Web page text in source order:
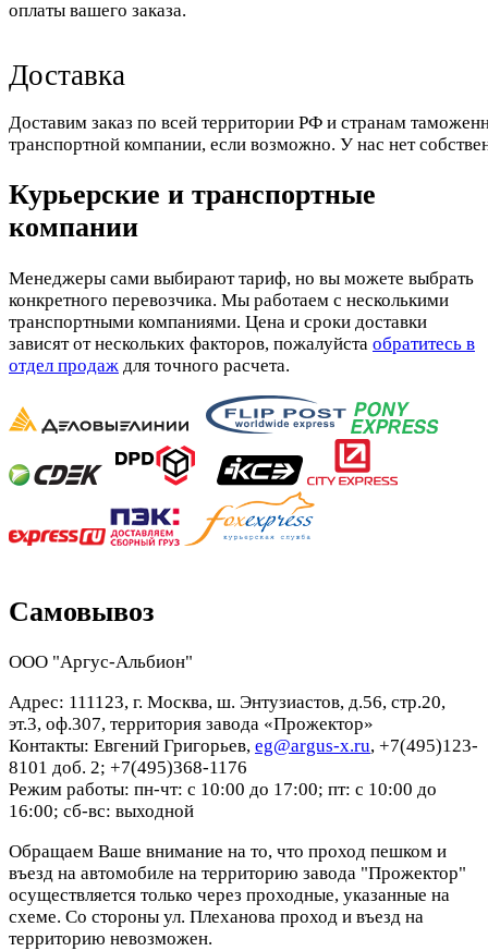
оплаты вашего заказа.
Доставка
Доставим заказ по всей территории РФ и странам
транспортной компании, если возможно. У нас нет
Курьерские и транспортные
компании
Менеджеры сами выбирают тариф, но вы можете выбрать
конкретного перевозчика. Мы работаем с несколькими
транспортными компаниями. Цена и сроки доставки
зависят от нескольких факторов, пожалуйста обратитесь в
отдел продаж для точного расчета.
Самовывоз
ООО "Аргус-Альбион"
Адрес: 111123, г. Москва, ш. Энтузиастов, д.56, стр.20,
эт.3, оф.307, территория завода «Прожектор»
Контакты: Евгений Григорьев, eg@argus-x.ru, +7(495)123-
8101 доб. 2; +7(495)368-1176
Режим работы: пн-чт: с 10:00 до 17:00; пт: с 10:00 до
16:00; сб-вс: выходной
Обращаем Ваше внимание на то, что проход пешком и
въезд на автомобиле на территорию завода "Прожектор"
осуществляется только через проходные, указанные на
схеме. Со стороны ул. Плеханова проход и въезд на
территорию невозможен.